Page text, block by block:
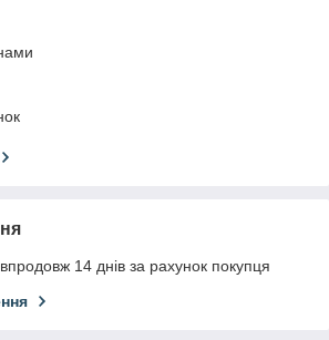
14 днів за рахунок покупця